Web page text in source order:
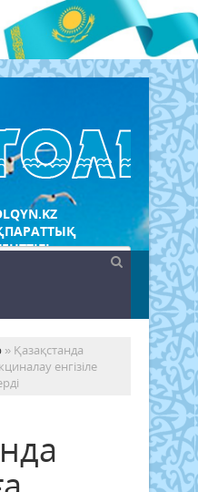
» Қазақстанда
енгізіле